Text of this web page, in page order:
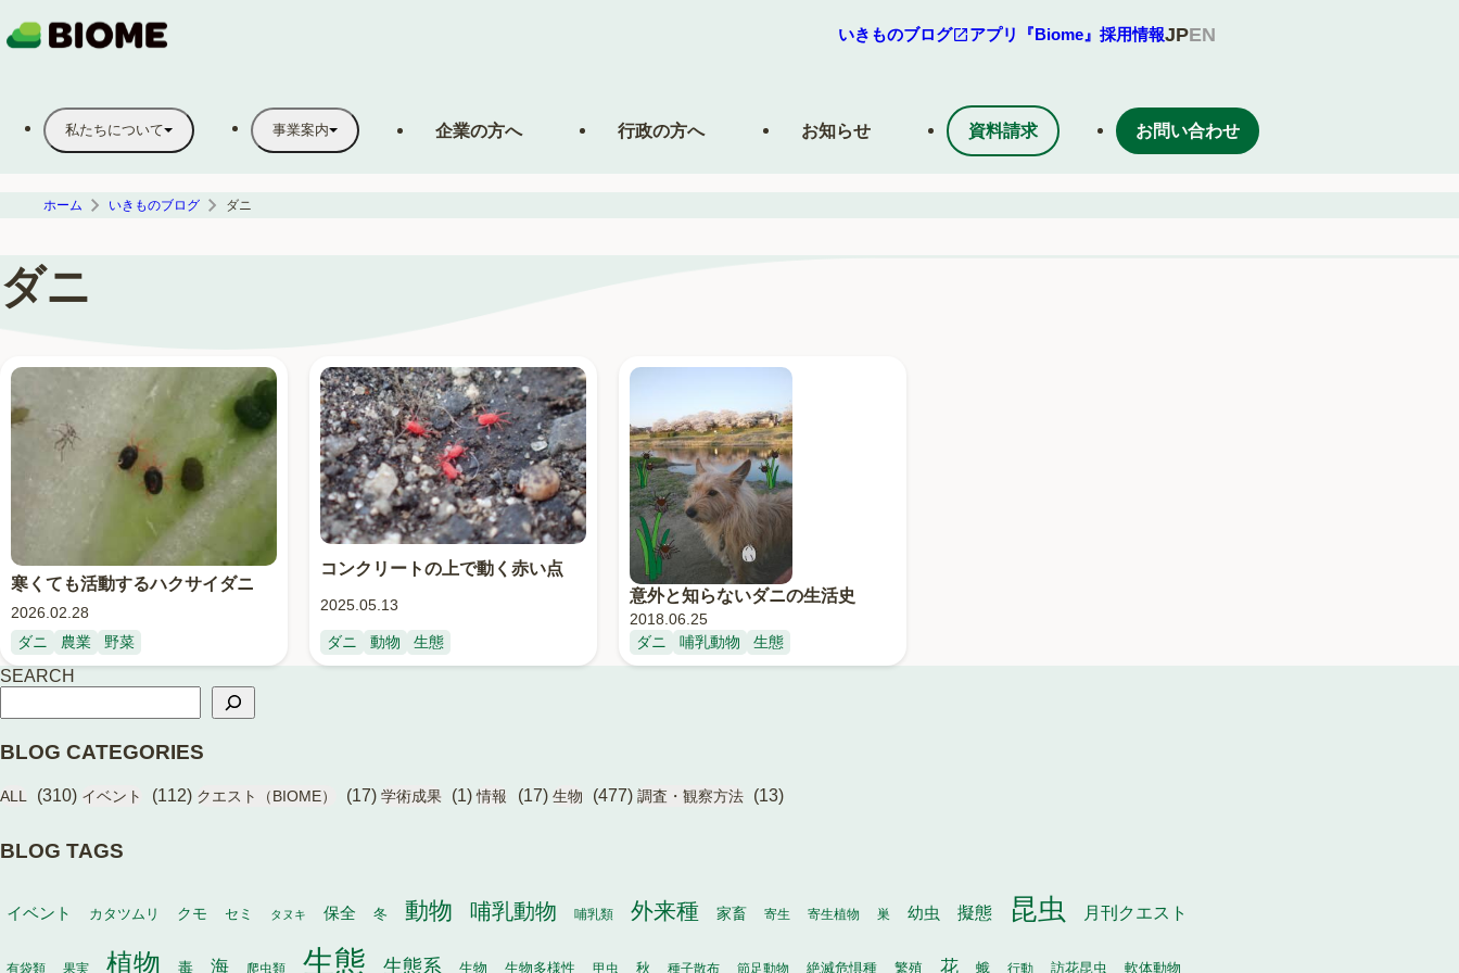
いきものブログ アプリ『Biome』 採用情報JPEN
私たちについて 事業案内 企業の方へ 行政の方へ お知らせ 資料請求 お問い合わせ
ホーム いきものブログ ダニ
ダニ
寒くても活動するハクサイダニ
2026.02.28
ダニ
農業 野菜
コンクリートの上で動く赤い点
2025.05.13
ダニ 動物 生態
意外と知らないダニの生活史
2018.06.25
ダニ
哺乳動物 生態
SEARCH
BLOG CATEGORIES
ALL (310) イベント (112) クエスト（BIOME） (17) 学術成果 (1) 情報 (17) 生物 (477) 調査・観察方法 (13)
BLOG TAGS
イベント カタツムリ クモ セミ タヌキ 保全 冬 動物 哺乳動物 哺乳類 外来種 家畜 寄生 寄生植物 巣 幼虫 擬態 昆虫 月刊クエスト
有袋類 果実 植物 毒 海 爬虫類 生態 生態系 生物 生物多様性 甲虫 秋 種子散布 節足動物 絶滅危惧種 繁殖 花 蛾 行動 訪花昆虫 軟体動物